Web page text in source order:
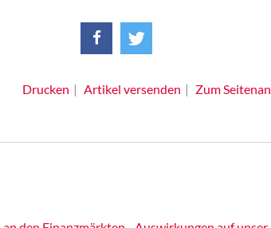
Drucken Artikel versenden Zum